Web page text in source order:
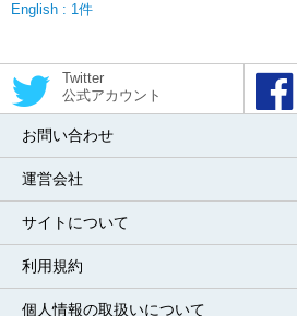
English : 1件
Twitter
公式アカウント
お問い合わせ
運営会社
サイトについて
利用規約
個人情報の取扱いについて